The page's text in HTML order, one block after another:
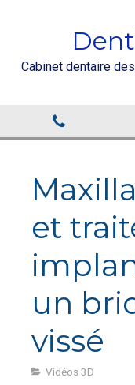
Cabinet dentaire
et
un
vissé
Vidéos 3D